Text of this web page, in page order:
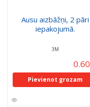
Ausu aizbāžņi, 2 pāri
iepakojumā.
3M
0.60
Pievienot grozam